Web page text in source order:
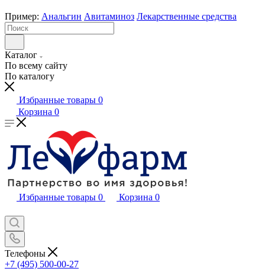
Пример: Анальгин Авитаминоз Лекарственные средства
Каталог
По всему сайту
По каталогу
Избранные товары 0
Корзина 0
Избранные товары 0 Корзина 0
Телефоны
+7 (495) 500-00-27